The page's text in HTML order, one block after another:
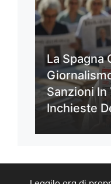
La Spagna
Sanzioni In
Inchieste